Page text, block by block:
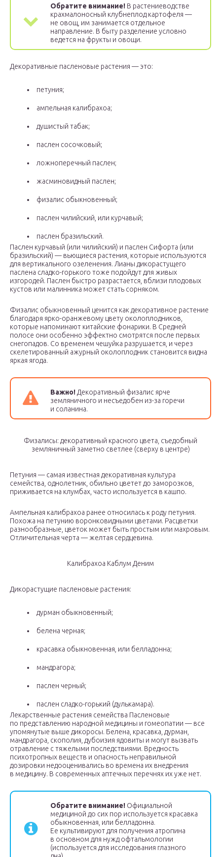
Обратите внимание! В растениеводстве
крахмалоносный клубнеплод картофеля —
не овощ, им занимается отдельное
направление. В быту разделение условно
ведется на фрукты и овощи.
Декоративные пасленовые растения — это:
петуния;
ампельная калибрахоа;
душистый табак;
паслен сосочковый;
ложноперечный паслен;
жасминовидный паслен;
физалис обыкновенный;
паслен чилийский, или курчавый;
паслен бразильский.
Паслен курчавый (или чилийский) и паслен Сифорта (или
бразильский) — вьющиеся растения, которые используются
для вертикального озеленения. Лианы дикорастущего
паслена сладко-горького тоже подойдут для живых
изгородей. Паслен быстро разрастается, вблизи плодовых
кустов или малинника может стать сорняком.
Физалис обыкновенный ценится как декоративное растение
благодаря ярко-оранжевому цвету околоплодников,
которые напоминают китайские фонарики. В Средней
полосе они особенно эффектно смотрятся после первых
снегопадов. Со временем чешуйка разрушается, и через
скелетированный ажурный околоплодник становится видна
яркая ягода.
Важно! Декоративный физалис ярче
земляничного и несъедобен из-за горечи
и соланина.
Физалисы: декоративный красного цвета, съедобный
земляничный заметно светлее (сверху в центре)
Петуния — самая известная декоративная культура
семейства, однолетник, обильно цветет до заморозков,
приживается на клумбах, часто используется в кашпо.
Ампельная калибрахоа ранее относилась к роду петуния.
Похожа на петунию воронковидными цветами. Расцветки
разнообразные, цветок может быть простым или махровым.
Отличительная черта — желтая сердцевина.
Калибрахоа Каблум Деним
Дикорастущие пасленовые растения:
дурман обыкновенный;
белена черная;
красавка обыкновенная, или белладонна;
мандрагора;
паслен черный;
паслен сладко-горький (дулькамара).
Лекарственные растения семейства Пасленовые
по представлению народной медицины и гомеопатии — все
упомянутые выше дикоросы. Белена, красавка, дурман,
мандрагора, скополия, дубоизия ядовиты и могут вызвать
отравление с тяжелыми последствиями. Вредность
психотропных веществ и опасность неправильной
дозировки недооценивались во времена их внедрения
в медицину. В современных аптечных перечнях их уже нет.
Обратите внимание! Официальной
медициной до сих пор используется красавка
обыкновенная, или белладонна.
Ее культивируют для получения атропина
в основном для нужд офтальмологии
(используется для исследования глазного